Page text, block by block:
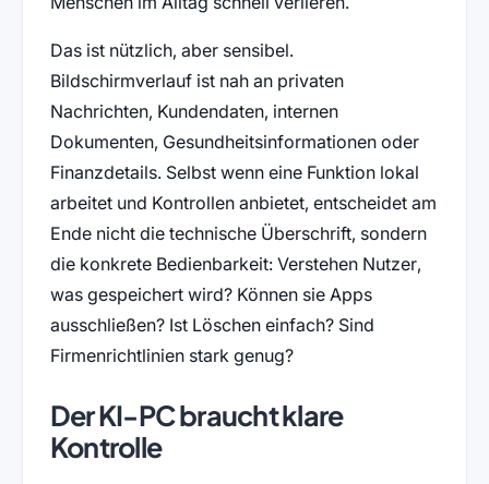
Das ist nützlich, aber sensibel.
Bildschirmverlauf ist nah an privaten
Nachrichten, Kundendaten, internen
Dokumenten, Gesundheitsinformationen oder
Finanzdetails. Selbst wenn eine Funktion lokal
arbeitet und Kontrollen anbietet, entscheidet am
Ende nicht die technische Überschrift, sondern
die konkrete Bedienbarkeit: Verstehen Nutzer,
was gespeichert wird? Können sie Apps
ausschließen? Ist Löschen einfach? Sind
Firmenrichtlinien stark genug?
Der KI-PC braucht klare
Kontrolle